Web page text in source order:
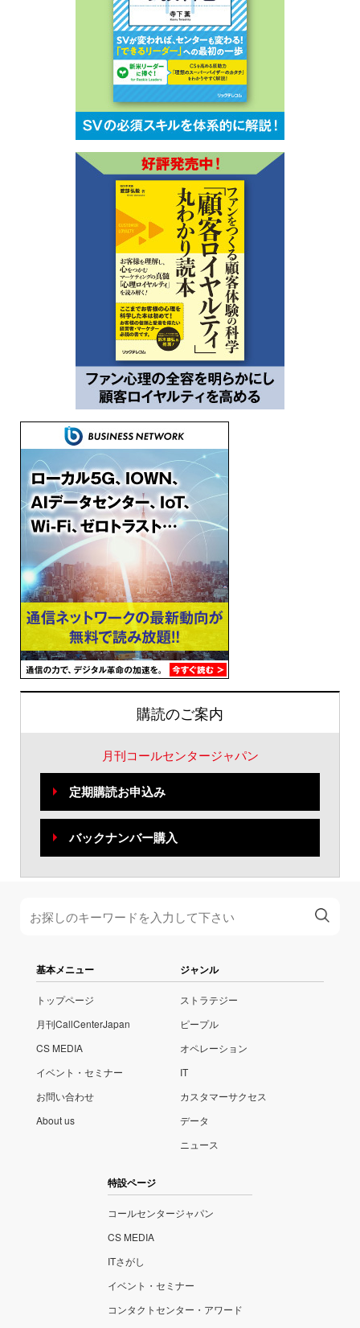
購読のご案内
月刊コールセンタージャパン
定期購読お申込み
バックナンバー購入
基本メニュー
トップページ
月刊CallCenterJapan
CS MEDIA
イベント・セミナー
お問い合わせ
About us
ジャンル
ストラテジー
ピープル
オペレーション
IT
カスタマーサクセス
データ
ニュース
特設ページ
コールセンタージャパン
CS MEDIA
ITさがし
イベント・セミナー
コンタクトセンター・アワード